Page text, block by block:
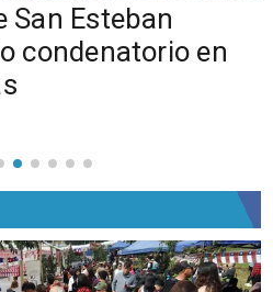
San Esteban
condenatorio en